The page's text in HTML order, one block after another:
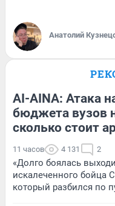
Анатолий
AI-AINA: Атака
бюджета вузов
сколько стоит
11 часов 4 131 2
«Долго боялась
искалеченного бойца
который разбился по